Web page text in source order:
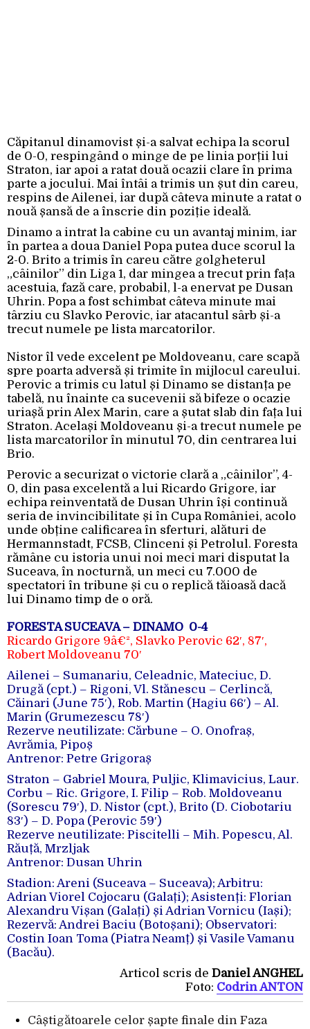
Căpitanul dinamovist și-a salvat echipa la scorul
de 0-0, respingând o minge de pe linia porții lui
Straton, iar apoi a ratat două ocazii clare în prima
parte a jocului. Mai întâi a trimis un șut din careu,
respins de Ailenei, iar după câteva minute a ratat o
nouă șansă de a înscrie din poziție ideală.
Dinamo a intrat la cabine cu un avantaj minim, iar
în partea a doua Daniel Popa putea duce scorul la
2-0. Brito a trimis în careu către golgheterul
„câinilor” din Liga 1, dar mingea a trecut prin fața
acestuia, fază care, probabil, l-a enervat pe Dusan
Uhrin. Popa a fost schimbat câteva minute mai
târziu cu Slavko Perovic, iar atacantul sârb și-a
trecut numele pe lista marcatorilor.
Nistor îl vede excelent pe Moldoveanu, care scapă
spre poarta adversă și trimite în mijlocul careului.
Perovic a trimis cu latul și Dinamo se distanța pe
tabelă, nu înainte ca sucevenii să bifeze o ocazie
uriașă prin Alex Marin, care a șutat slab din fața lui
Straton. Același Moldoveanu și-a trecut numele pe
lista marcatorilor în minutul 70, din centrarea lui
Brio.
Perovic a securizat o victorie clară a „câinilor”, 4-
0, din pasa excelentă a lui Ricardo Grigore, iar
echipa reinventată de Dusan Uhrin își continuă
seria de invincibilitate și în Cupa României, acolo
unde obține calificarea în sferturi, alături de
Hermannstadt, FCSB, Clinceni și Petrolul. Foresta
rămâne cu istoria unui noi meci mari disputat la
Suceava, în nocturnă, un meci cu 7.000 de
spectatori în tribune și cu o replică tăioasă dacă
lui Dinamo timp de o oră.
FORESTA SUCEAVA – DINAMO 0-4
Ricardo Grigore 9â€², Slavko Perovic 62′, 87′,
Robert Moldoveanu 70′
Ailenei – Sumanariu, Celeadnic, Mateciuc, D.
Drugă (cpt.) – Rigoni, Vl. Stănescu – Cerlincă,
Căinari (June 75′), Rob. Martin (Hagiu 66′) – Al.
Marin (Grumezescu 78′)
Rezerve neutilizate: Cărbune – O. Onofraș,
Avrămia, Pipoș
Antrenor: Petre Grigoraș
Straton – Gabriel Moura, Puljic, Klimavicius, Laur.
Corbu – Ric. Grigore, I. Filip – Rob. Moldoveanu
(Sorescu 79′), D. Nistor (cpt.), Brito (D. Ciobotariu
83′) – D. Popa (Perovic 59′)
Rezerve neutilizate: Piscitelli – Mih. Popescu, Al.
Răuță, Mrzljak
Antrenor: Dusan Uhrin
Stadion: Areni (Suceava – Suceava); Arbitru:
Adrian Viorel Cojocaru (Galați); Asistenți: Florian
Alexandru Vișan (Galați) și Adrian Vornicu (Iași);
Rezervă: Andrei Baciu (Botoșani); Observatori:
Costin Ioan Toma (Piatra Neamț) și Vasile Vamanu
(Bacău).
Articol scris de Daniel ANGHEL
Foto: Codrin ANTON
Câștigătoarele celor șapte finale din Faza